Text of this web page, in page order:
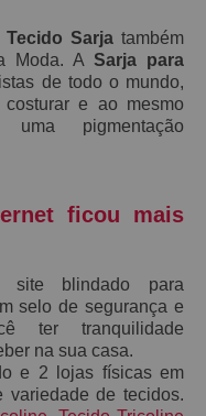
Tecido Sarja também
Moda. ASarja para
de todo o mundo,
e ao mesmo
uma pigmentação
ficou mais
blindado para
selo de segurança e
ter tranquilidade
na sua casa.
e 2 lojas físicas em
variedade de tecidos.